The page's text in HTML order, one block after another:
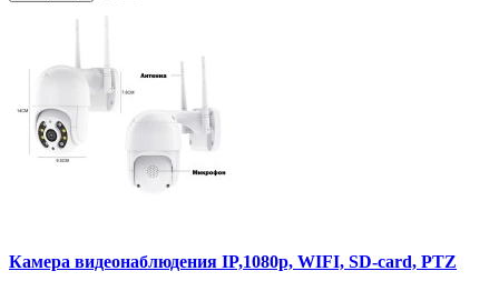
Камера видеонаблюдения IP,1080p, WIFI, SD-card, PTZ